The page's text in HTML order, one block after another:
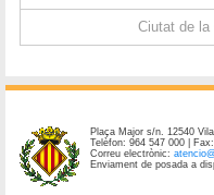
Ciutat de
Plaça Major s/n. 12540
Telèfon: 964 547 000 |
Correu electrònic:
Enviament de posada a